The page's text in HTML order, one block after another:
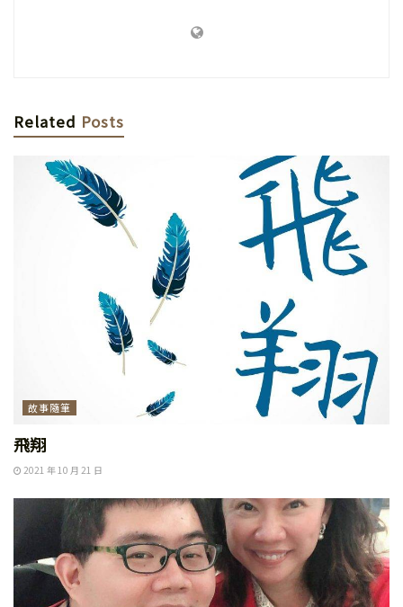
Related Posts
故事隨筆
飛翔
2021 年 10 月 21 日